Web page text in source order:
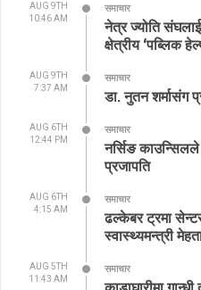
AUG 9TH
10:46 AM
समाचार
नेत्र ज्योति
क्षेत्रीय ‘पब्लिक
AUG 9TH
7:37 AM
समाचार
डा. नुतन शर्मासंग
AUG 6TH
12:44 PM
समाचार
नर्सिङ
प्रजापति
AUG 6TH
4:15 AM
समाचार
ढल्केबर ट्रमा
स्वास्थ्यमन्त्री
AUG 5TH
11:43 AM
समाचार